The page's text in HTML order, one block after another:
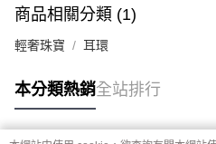
商品相關分類 (1)
輕奢珠寶 耳環
本分類熱銷全站排行